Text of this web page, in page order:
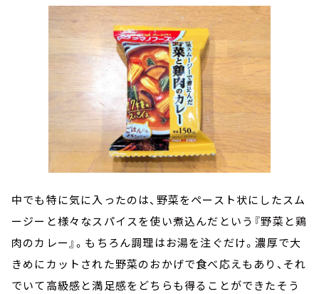
中でも特に気に入ったのは、野菜をペースト状にしたスム
ージーと様々なスパイスを使い煮込んだという『野菜と鶏
肉のカレー』。もちろん調理はお湯を注ぐだけ。濃厚で大
きめにカットされた野菜のおかげで食べ応えもあり、それ
でいて高級感と満足感をどちらも得ることができたそう